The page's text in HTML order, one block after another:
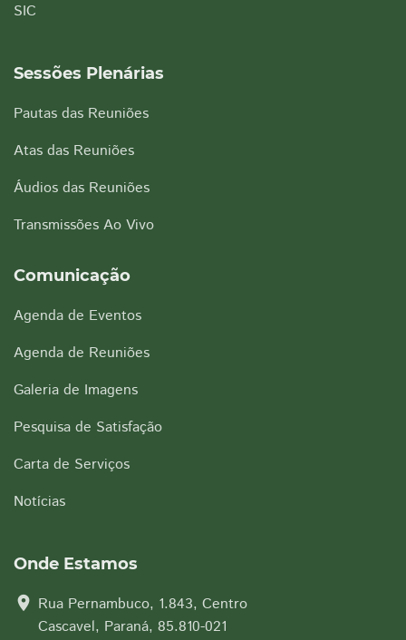
SIC
Sessões Plenárias
Pautas das Reuniões
Atas das Reuniões
Áudios das Reuniões
Transmissões Ao Vivo
Comunicação
Agenda de Eventos
Agenda de Reuniões
Galeria de Imagens
Pesquisa de Satisfação
Carta de Serviços
Notícias
Onde Estamos
location_on Rua Pernambuco, 1.843, Centro
Cascavel, Paraná, 85.810-021